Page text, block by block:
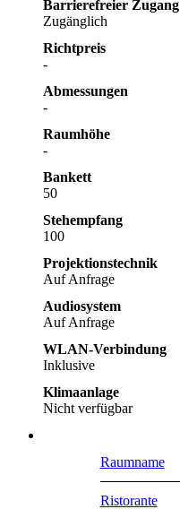
Barrierefreier Zugang
Zugänglich
Richtpreis
-
Abmessungen
-
Raumhöhe
-
Bankett
50
Stehempfang
100
Projektionstechnik
Auf Anfrage
Audiosystem
Auf Anfrage
WLAN-Verbindung
Inklusive
Klimaanlage
Nicht verfügbar
Raumname
Ristorante